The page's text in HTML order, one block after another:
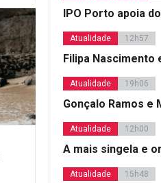
IPO Porto apoia
Atualidade 12h57
Filipa Nascimento
Atualidade 19h06
Gonçalo Ramos e
Atualidade 12h00
A mais singela e
Atualidade 15h48